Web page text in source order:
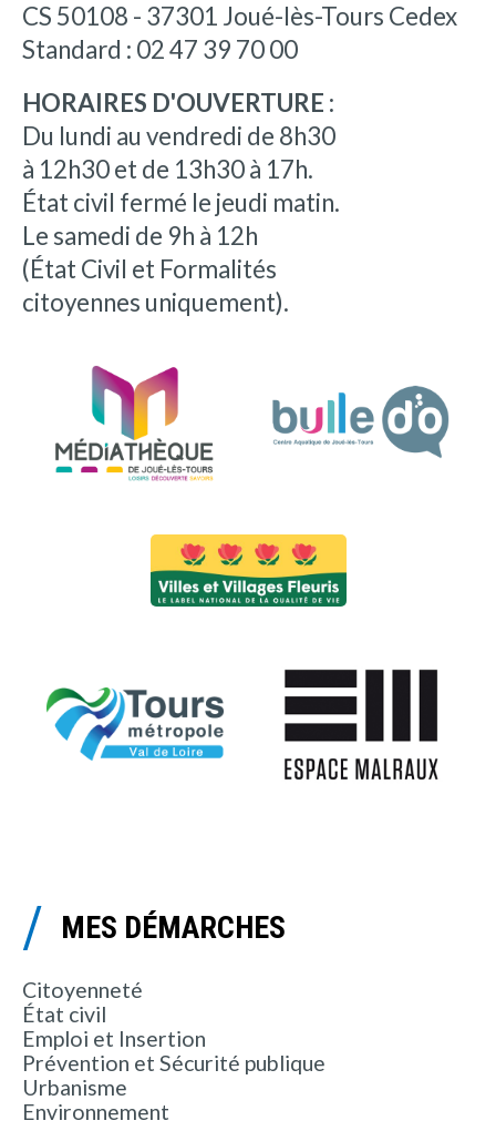
CS 50108 - 37301 Joué-lès-Tours Cedex
Standard : 02 47 39 70 00
HORAIRES D'OUVERTURE :
Du lundi au vendredi de 8h30
à 12h30 et de 13h30 à 17h.
État civil fermé le jeudi matin.
Le samedi de 9h à 12h
(État Civil et Formalités
citoyennes uniquement).
MES DÉMARCHES
Citoyenneté
État civil
Emploi et Insertion
Prévention et Sécurité publique
Urbanisme
Environnement